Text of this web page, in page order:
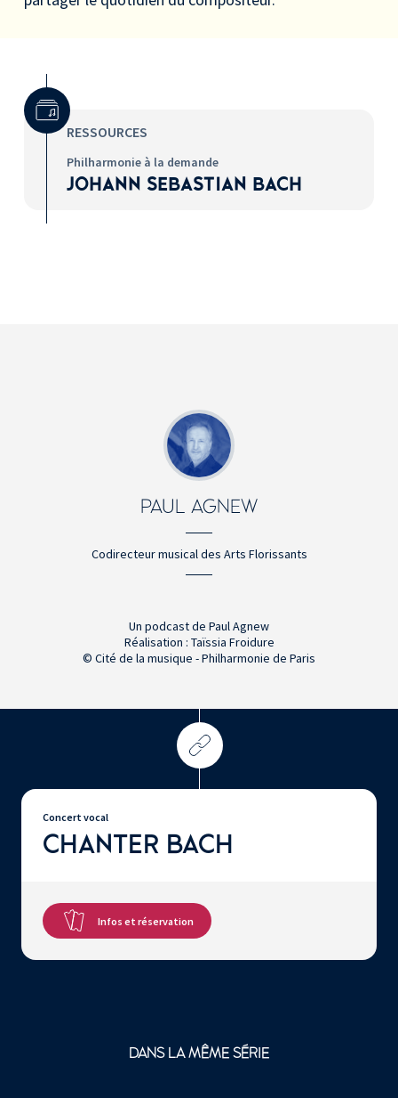
RESSOURCES
Surtitre
Philharmonie à la demande
JOHANN SEBASTIAN BACH
PAUL AGNEW
Codirecteur musical des Arts Florissants
Un podcast de Paul Agnew
Réalisation : Taïssia Froidure
© Cité de la musique - Philharmonie de Paris
Concert vocal
CHANTER BACH
Infos et réservation
DANS LA MÊME SÉRIE